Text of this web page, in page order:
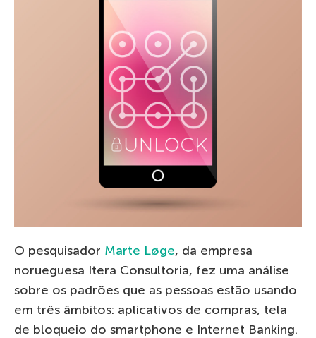
O pesquisador Marte Løge, da empresa
norueguesa Itera Consultoria, fez uma análise
sobre os padrões que as pessoas estão usando
em três âmbitos: aplicativos de compras, tela
de bloqueio do smartphone e Internet Banking.